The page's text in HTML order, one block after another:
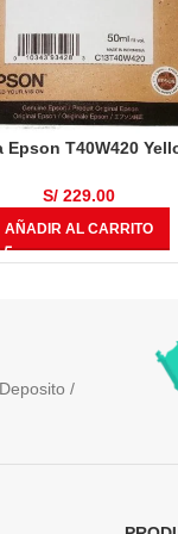
Epson T40W420
S/ 229.00
AÑADIR AL CARRITO
/